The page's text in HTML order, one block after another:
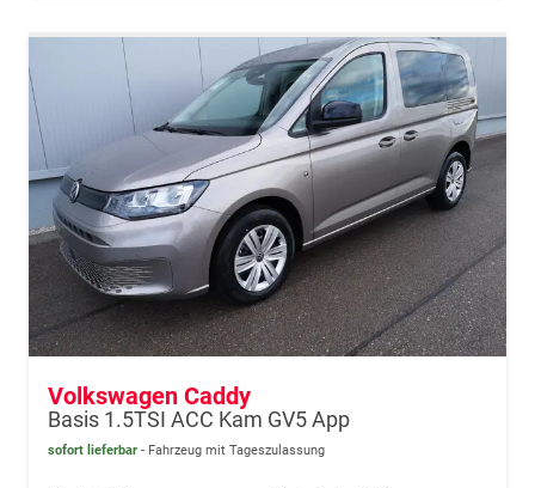
Volkswagen Caddy
Basis 1.5TSI ACC Kam GV5 App
sofort lieferbar Fahrzeug mit Tageszulassung